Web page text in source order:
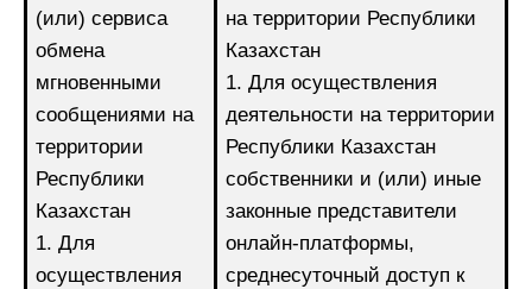
(или) сервиса
обмена
мгновенными
сообщениями на
территории
Республики
Казахстан
1. Для
осуществления
на территории Республики
Казахстан
1. Для осуществления
деятельности на территории
Республики Казахстан
собственники и (или) иные
законные представители
онлайн-платформы,
среднесуточный доступ к